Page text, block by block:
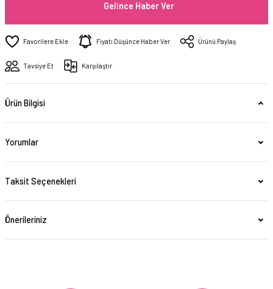
Gelince Haber Ver
Fiyatı Düşünce Haber Ver Ürünü Paylaş
Tavsiye Et Karşılaştır
Ürün Bilgisi
Yorumlar
Taksit Seçenekleri
Önerileriniz